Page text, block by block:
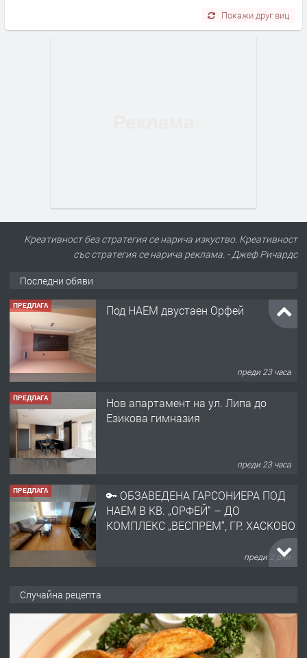
Покажи друг виц
Креативност без стратегия се нарича изкуство. Креативност
със стратегия се нарича реклама. - Джеф Ричардс
Последни обяви
ПРЕДЛАГА Под НАЕМ двустаен Орфей
преди 23 часа
ПРЕДЛАГА
Нов апартамент на ул. Липа до
Езикова гимназия
преди 23 часа
ПРЕДЛАГА
🔑 ОБЗАВЕДЕНА ГАРСОНИЕРА ПОД
НАЕМ В КВ. „ОРФЕЙ“ – ДО
КОМПЛЕКС „ВЕСПРЕМ“, ГР. ХАСКОВО
преди 2 дни
АПАРТАМЕНТ В ЦЕНТЪРА НА ГР.
ХАСКОВО
преди 3 дни
Случайна рецепта